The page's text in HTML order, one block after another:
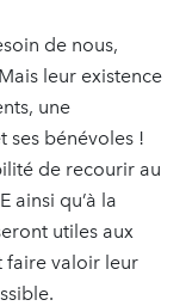
de nous,
leur existence
une
ses bénévoles !
de recourir au
ainsi qu’à la
utiles aux
faire valoir leur